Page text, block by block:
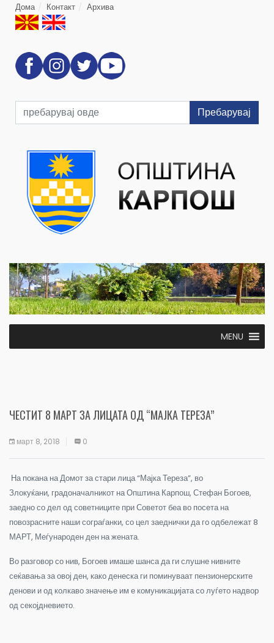
Дома Контакт Архива
Пребарувај
MENU
ЧЕСТИТ 8 МАРТ ЗА ЛИЦАТА ОД “МАЈКА ТЕРЕЗA”
март 8, 2018 0
На покана на Домот за стари лица “Мајка Тереза”, во
Злокуќани, градоначалникот на Општина Карпош, Стефан Богоев,
заедно со дел од советниците при Советот беа во посета на
повозрасните наши сограѓанки, со цел заеднички да го одбележат 8
МАРТ, Меѓународен ден на жената.
Во разговор со нив, Богоев имаше шанса да ги слушне нивните
сеќавања за овој ден, како денеска ги поминуваат пензионерските
денови и од колкаво значење им е комуникацијата со луѓето надвор
од секојдневието.